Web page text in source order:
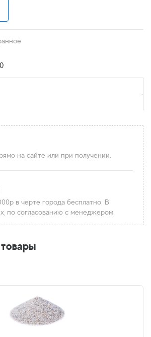
на сайте или при получении.
в черте города бесплатно. В
по согласованию с менеджером.